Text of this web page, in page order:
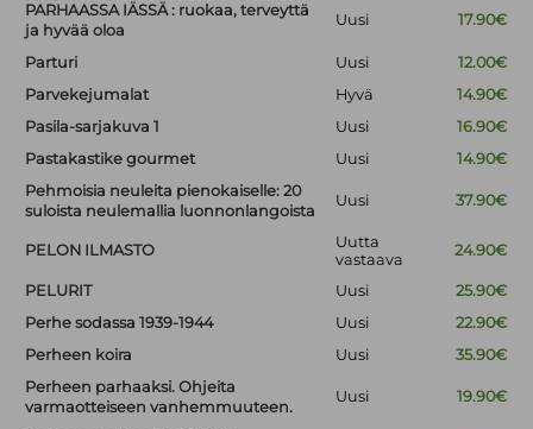
PARHAASSA IÄSSÄ : ruokaa, terveyttä
ja hyvää oloa
Uusi 17.90€
Parturi Uusi
12.00€
Parvekejumalat
Hyvä
14.90€
Pasila-sarjakuva 1
Uusi
16.90€
Pastakastike gourmet
Uusi
14.90€
Pehmoisia neuleita pienokaiselle: 20
suloista neulemallia luonnonlangoista
Uusi 37.90€
PELON ILMASTO
Uutta
vastaava
24.90€
PELURIT Uusi
25.90€
Perhe sodassa 1939-1944
Uusi
22.90€
Perheen koira
Uusi
35.90€
Perheen parhaaksi. Ohjeita
varmaotteiseen vanhemmuuteen.
Uusi 19.90€